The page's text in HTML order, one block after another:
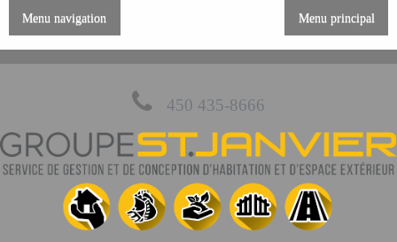
Menu navigation Menu principal
450 435-8666